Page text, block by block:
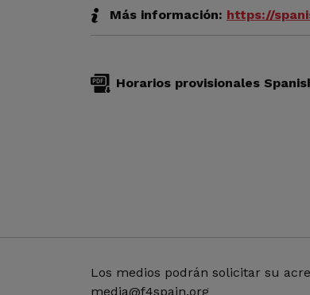
Más información: https://
Horarios provisionales
Los medios podrán solicitar su
media@f4spain.org